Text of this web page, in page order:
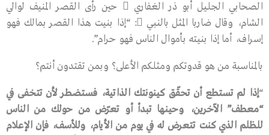
الصحابي الجليل أبو ذر الغفاري  حين رأى القصر المنيف لوالي
الشام، وقال ضاربا المثل بالنبي : “إذا بنيت هذا القصر بمالك فهو
إسراف، أما إذا بنيته بأموال الناس فهو حرام”.
بالمناسبة من هو قدوتكم ومثلكم الأعلى؟ وبمن تقتدون أنتم؟
“إذا لم تستطع أن تحقّق كينونتك الذاتية، فستضطر لأن تتخفى في
“معطف”الآخرين، وحينها تبدأ أو تعرّض من حولك من الناس
للظلم الذي كنت تتعرض له في يوم من الأيام، وللأسف، فإن الإعلام